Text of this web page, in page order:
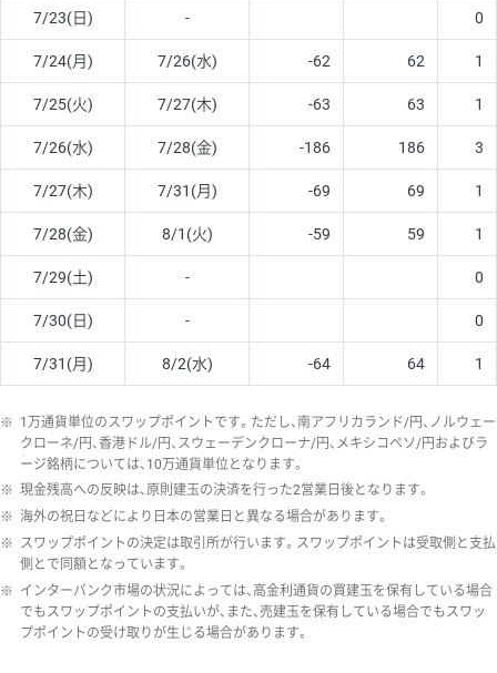
7/23(日) - 0
7/24(月) 7/26(水) -62 62 1
7/25(火) 7/27(木) -63 63 1
7/26(水) 7/28(金) -186 186 3
7/27(木) 7/31(月) -69 69 1
7/28(金) 8/1(火) -59 59 1
7/29(土) - 0
7/30(日) - 0
7/31(月) 8/2(水) -64 64 1
※ 1万通貨単位のスワップポイントです。ただし、南アフリカランド/円、ノルウェー
クローネ/円、香港ドル/円、スウェーデンクローナ/円、メキシコペソ/円およびラ
ージ銘柄については、10万通貨単位となります。
※ 現金残高への反映は、原則建玉の決済を行った2営業日後となります。
※ 海外の祝日などにより日本の営業日と異なる場合があります。
※ スワップポイントの決定は取引所が行います。スワップポイントは受取側と支払
側とで同額となっています。
※ インターバンク市場の状況によっては、高金利通貨の買建玉を保有している場合
でもスワップポイントの支払いが、また、売建玉を保有している場合でもスワッ
プポイントの受け取りが生じる場合があります。